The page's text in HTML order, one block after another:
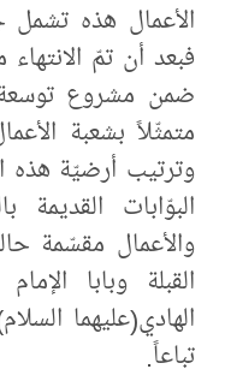
الأعمال هذه
فبعد أن تمّ
ضمن مشروع
متمثّلاً بشعبة
وترتيب أرضيّة هذه
البوّابات
والأعمال مقسّمة
القبلة وبابا
الهادي(عليهما
تباعاً.